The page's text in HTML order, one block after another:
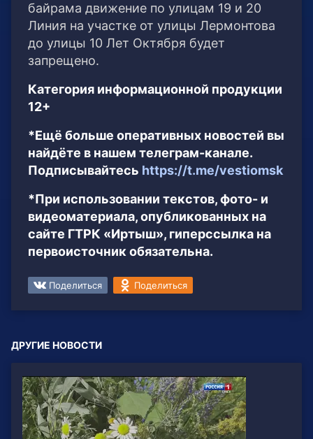
байрама движение по улицам 19 и 20
Линия на участке от улицы Лермонтова
до улицы 10 Лет Октября будет
запрещено.
Категория информационной продукции
12+
*Ещё больше оперативных новостей вы
найдёте в нашем телеграм-канале.
Подписывайтесь https://t.me/vestiomsk
*При использовании текстов, фото- и
видеоматериала, опубликованных на
сайте ГТРК «Иртыш», гиперссылка на
первоисточник обязательна.
Поделиться Поделиться
ДРУГИЕ НОВОСТИ